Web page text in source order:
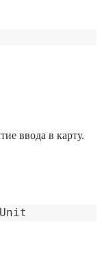
ввода в карту.